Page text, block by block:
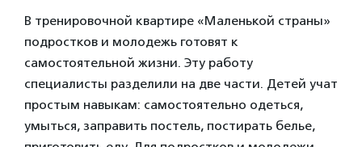
В тренировочной квартире «Маленькой страны»
подростков и молодежь готовят к
самостоятельной жизни. Эту работу
специалисты разделили на две части. Детей учат
простым навыкам: самостоятельно одеться,
умыться, заправить постель, постирать белье,